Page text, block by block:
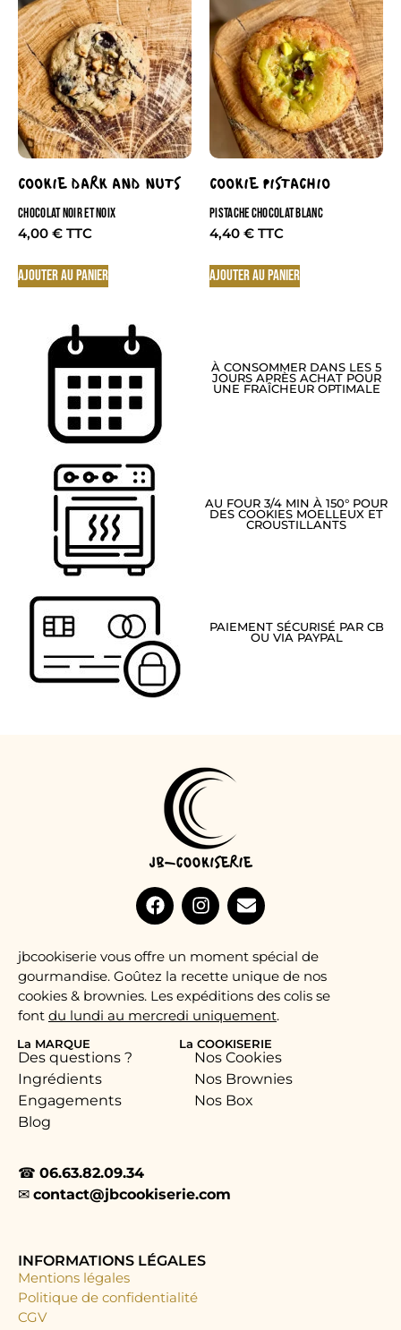
COOKIE DARK AND NUTS
CHOCOLAT NOIR ET NOIX
4,00 €
Ajouter au panier
COOKIE PISTACHIO
PISTACHE CHOCOLAT BLANC
4,40 €
Ajouter au panier
À CONSOMMER DANS LES 5
JOURS APRÈS ACHAT POUR
UNE FRAÎCHEUR OPTIMALE
AU FOUR 3/4 MIN À 150° POUR
DES COOKIES MOELLEUX ET
CROUSTILLANTS
PAIEMENT SÉCURISÉ PAR CB
OU VIA PAYPAL
jbcookiserie vous offre un moment spécial de
gourmandise. Goûtez la recette unique de nos
cookies & brownies. Les expéditions des colis se
font du lundi au mercredi uniquement.
La MARQUE La COOKISERIE
Des questions ?
Ingrédients
Engagements
Blog
Nos Cookies
Nos Brownies
Nos Box
☎︎ 06.63.82.09.34
✉︎ contact@jbcookiserie.com
INFORMATIONS LÉGALES
Mentions légales
Politique de confidentialité
CGV